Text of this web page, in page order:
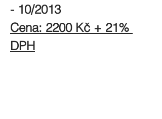
- 10/2013
Cena: 2200 Kč + 21%
DPH